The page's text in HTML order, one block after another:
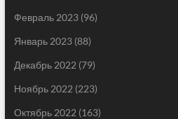
Февраль 2023(96)
Январь 2023(88)
Декабрь 2022 (79)
Ноябрь 2022 (223)
Октябрь 2022 (163)